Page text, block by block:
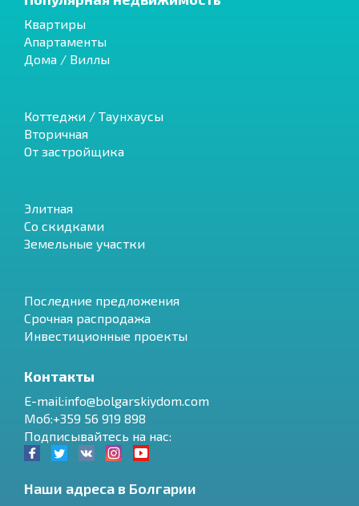
Квартиры
Апартаменты
Дома / Виллы
Коттеджи / Таунхаусы
Вторичная
От застройщика
Элитная
Со скидками
Земельные участки
Последние предложения
Срочная распродажа
Инвестиционные проекты
Контакты
E-mail:info@bolgarskiydom.com
Моб:+359 56 919 898
Подписывайтесь на нас:
Наши адреса в Болгарии